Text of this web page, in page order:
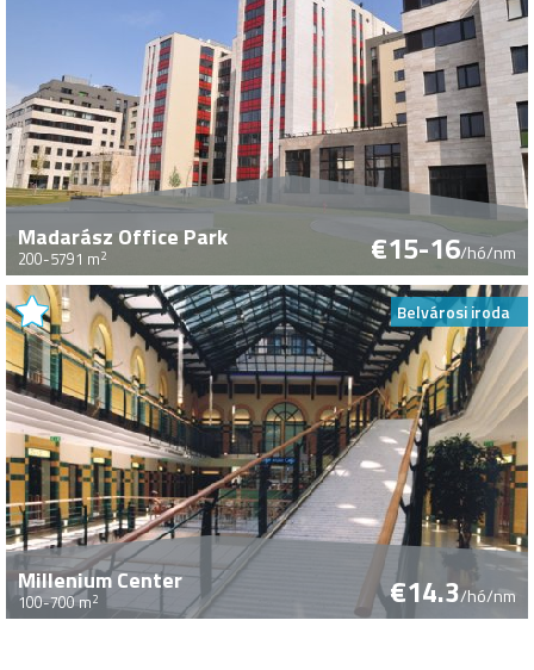
Madarász Office Park
200-5791 m2 €15-16/hó/nm
Belvárosi iroda
Millenium Center
100-700 m2 €14.3/hó/nm